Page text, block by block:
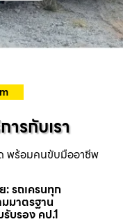
ารกับเรา
ด พร้อมคนขับมืออาชีพ
รถเครนทุก
มาตรฐาน
บรอง คป.1